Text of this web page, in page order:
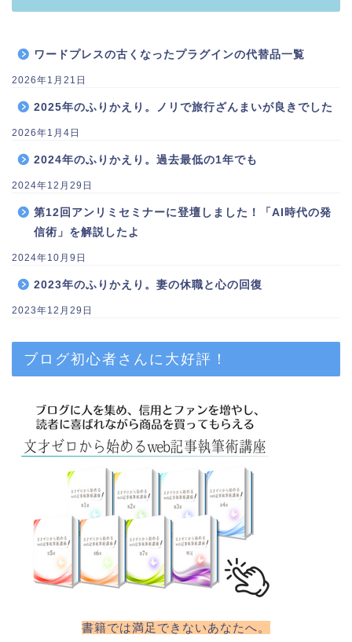
ワードプレスの古くなったプラグインの代替品一覧
2026年1月21日
2025年のふりかえり。ノリで旅行ざんまいが良きでした
2026年1月4日
2024年のふりかえり。過去最低の1年でも
2024年12月29日
第12回アンリミセミナーに登壇しました！「AI時代の発
信術」を解説したよ
2024年10月9日
2023年のふりかえり。妻の休職と心の回復
2023年12月29日
ブログ初心者さんに大好評！
書籍では満足できないあなたへ。